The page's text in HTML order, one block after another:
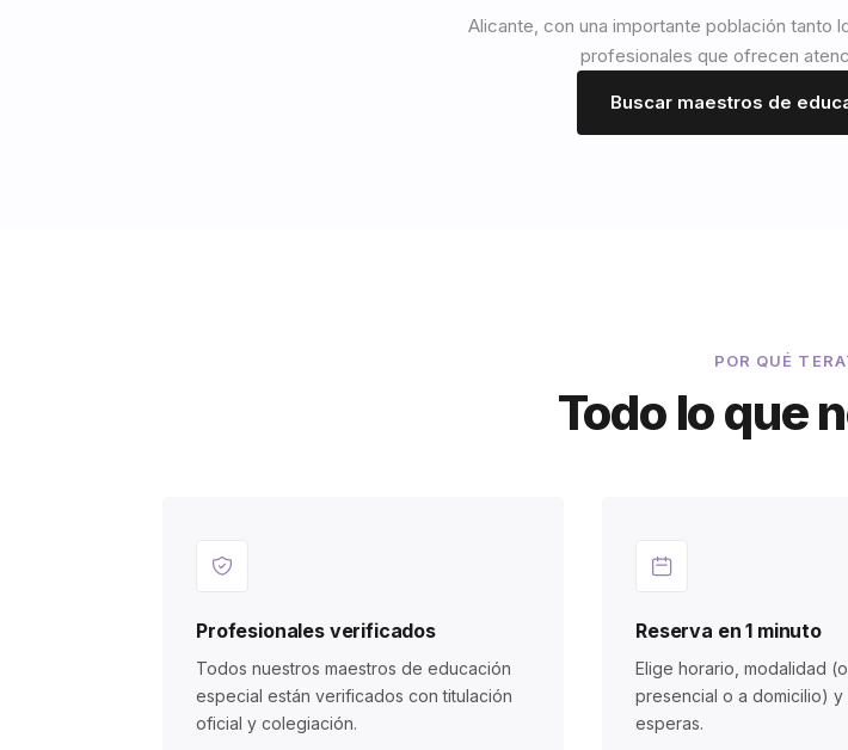
Alicante, con una importante población tanto
profesionales que ofrecen
Buscar maestros de
POR QUÉ
Todo lo que
Profesionales verificados
Todos nuestros maestros de educación
especial están verificados con titulación
oficial y colegiación.
Reserva en 1 minuto
Elige horario, modalidad
presencial o a domicilio) y
esperas.